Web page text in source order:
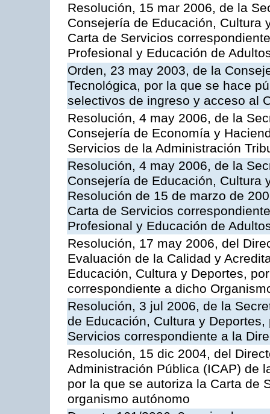
Resolución, 15 mar 2006, de la
Consejería de Educación, Cultura
Carta de Servicios
Profesional y Educación de
Orden, 23 may 2003, de la
Tecnológica, por la que se hace
selectivos de ingreso y acceso al
Resolución, 4 may 2006, de la
Consejería de Economía y
Servicios de la Administración
Resolución, 4 may 2006, de la
Consejería de Educación, Cultura
Resolución de 15 de marzo de
Carta de Servicios
Profesional y Educación de
Resolución, 17 may 2006, del
Evaluación de la Calidad y
Educación, Cultura y Deportes,
correspondiente a dicho
Resolución, 3 jul 2006, de la
de Educación, Cultura y
Servicios correspondiente a la
Resolución, 15 dic 2004, del
Administración Pública (ICAP) de
por la que se autoriza la Carta de
organismo autónomo